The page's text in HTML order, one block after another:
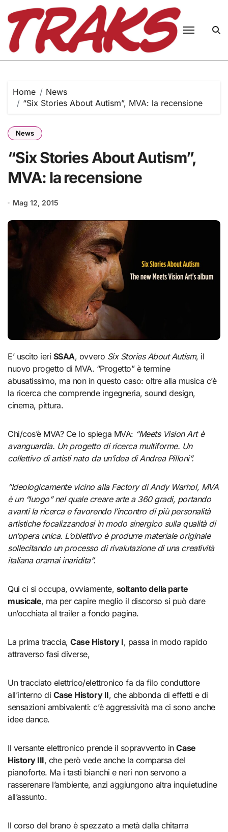
content
Home
News
“Six Stories About Autism”, MVA: la recensione
News
“Six Stories About Autism”,
MVA: la recensione
Mag 12, 2015
E’ uscito ieri SSAA, ovvero Six Stories About Autism, il
nuovo progetto di MVA. “Progetto” è termine
abusatissimo, ma non in questo caso: oltre alla musica c’è
la ricerca che comprende ingegneria, sound design,
cinema, pittura.
Chi/cos’è MVA? Ce lo spiega MVA: “Meets Vision Art è
avanguardia. Un progetto di ricerca multiforme. Un
collettivo di artisti nato da un’idea di Andrea Pilloni”.
“Ideologicamente vicino alla Factory di Andy Warhol, MVA
è un “luogo” nel quale creare arte a 360 gradi, portando
avanti la ricerca e favorendo l’incontro di più personalità
artistiche focalizzandosi in modo sinergico sulla qualità di
un’opera unica. L’obiettivo è produrre materiale originale
sollecitando un processo di rivalutazione di una creatività
italiana oramai inaridita”.
Qui ci si occupa, ovviamente, soltanto della parte
musicale, ma per capire meglio il discorso si può dare
un’occhiata al trailer a fondo pagina.
La prima traccia,Case History I, passa in modo rapido
attraverso fasi diverse,
Un tracciato elettrico/elettronico fa da filo conduttore
all’interno di Case History II, che abbonda di effetti e di
sensazioni ambivalenti: c’è aggressività ma ci sono anche
idee dance.
Il versante elettronico prende il sopravvento inCase
History III, che però vede anche la comparsa del
pianoforte. Ma i tasti bianchi e neri non servono a
rasserenare l’ambiente, anzi aggiungono altra inquietudine
all’assunto.
Il corso del brano è spezzato a metà dalla chitarra